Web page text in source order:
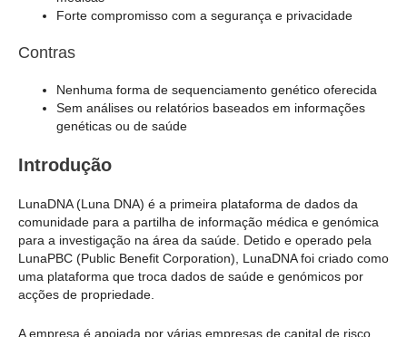
Forte compromisso com a segurança e privacidade
Contras
Nenhuma forma de sequenciamento genético oferecida
Sem análises ou relatórios baseados em informações
genéticas ou de saúde
Introdução
LunaDNA (Luna DNA) é a primeira plataforma de dados da
comunidade para a partilha de informação médica e genómica
para a investigação na área da saúde. Detido e operado pela
LunaPBC (Public Benefit Corporation), LunaDNA foi criado como
uma plataforma que troca dados de saúde e genómicos por
acções de propriedade.
A empresa é apoiada por várias empresas de capital de risco,